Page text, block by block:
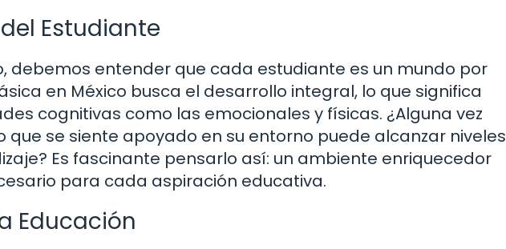
Estudiante
debemos entender que cada estudiante es un mundo por
en México busca el desarrollo integral, lo que significa
cognitivas como las emocionales y físicas. ¿Alguna vez
que se siente apoyado en su entorno puede alcanzar niveles
Es fascinante pensarlo así: un ambiente enriquecedor
para cada aspiración educativa.
Educación